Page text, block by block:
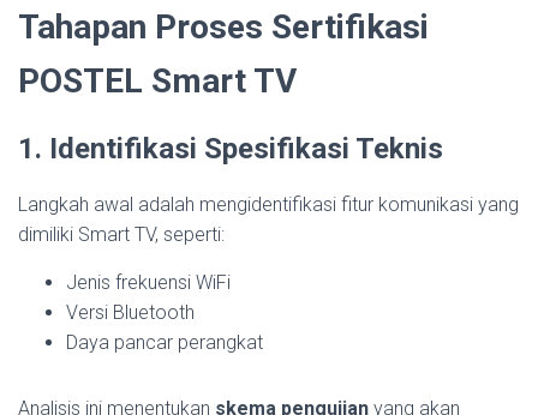
Tahapan Proses Sertifikasi
POSTEL Smart TV
1. Identifikasi Spesifikasi Teknis
Langkah awal adalah mengidentifikasi fitur komunikasi yang
dimiliki Smart TV, seperti:
Jenis frekuensi WiFi
Versi Bluetooth
Daya pancar perangkat
Analisis ini menentukan skema pengujian yang akan